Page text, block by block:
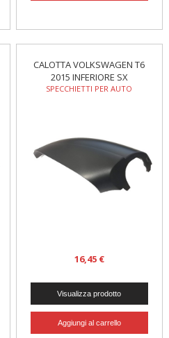
CALOTTA VOLKSWAGEN T6
2015 INFERIORE SX
SPECCHIETTI PER AUTO
16,45 €